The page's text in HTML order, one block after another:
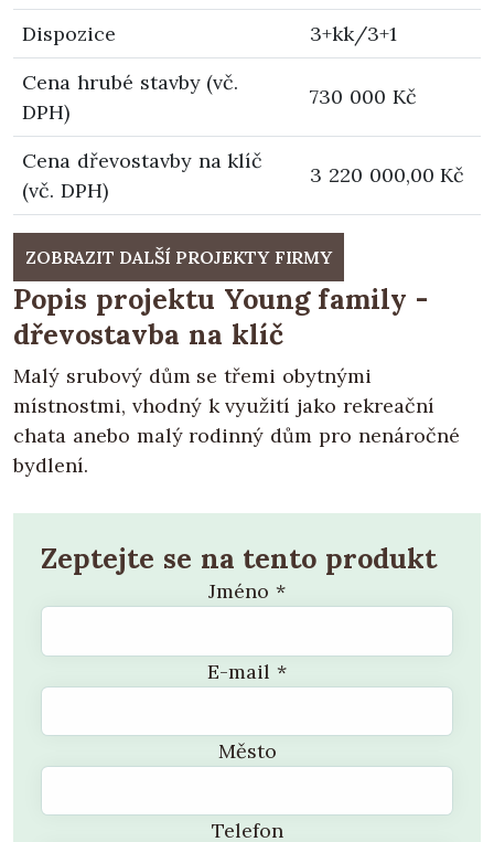
Dispozice
3+kk/3+1
Cena hrubé stavby (vč.
DPH)
730 000 Kč
Cena dřevostavby na klíč
(vč. DPH)
3 220 000,00 Kč
ZOBRAZIT DALŠÍ PROJEKTY FIRMY
Popis projektu Young family -
dřevostavba na klíč
Malý srubový dům se třemi obytnými
místnostmi, vhodný k využití jako rekreační
chata anebo malý rodinný dům pro nenáročné
bydlení.
Zeptejte se na tento produkt
Jméno *
E-mail *
Město
Telefon